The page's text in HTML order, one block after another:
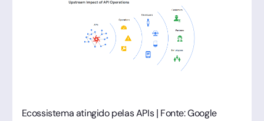
Ecossistema atingido pelas APIs | Fonte: Google